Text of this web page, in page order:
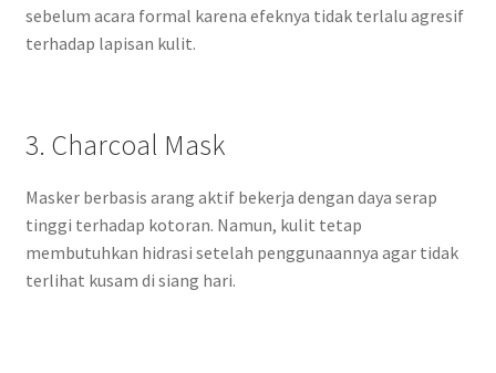
sebelum acara formal karena efeknya tidak terlalu agresif
terhadap lapisan kulit.
3. Charcoal Mask
Masker berbasis arang aktif bekerja dengan daya serap
tinggi terhadap kotoran. Namun, kulit tetap
membutuhkan hidrasi setelah penggunaannya agar tidak
terlihat kusam di siang hari.